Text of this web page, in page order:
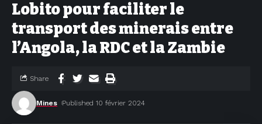
Lobito pour faciliter le
transport des minerais entre
l’Angola, la RDC et la Zambie
Mines Published 10 février 2024
Share